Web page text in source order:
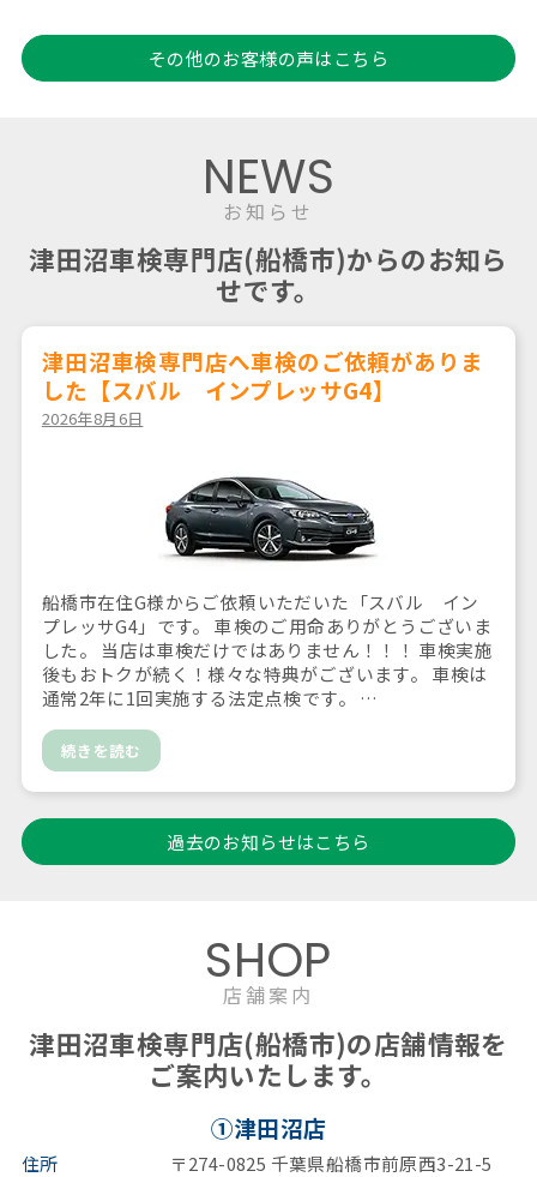
その他のお客様の声はこちら
NEWS
お知らせ
津田沼車検専門店(船橋市)からのお知ら
せです。
津田沼車検専門店へ車検のご依頼がありま
した【スバル インプレッサG4】
2026年8月6日
船橋市在住G様からご依頼いただいた「スバル イン
プレッサG4」です。 車検のご用命ありがとうございま
した。 当店は車検だけではありません！！！ 車検実施
後もおトクが続く！様々な特典がございます。 車検は
通常2年に1回実施する法定点検です。 …
続きを読む
過去のお知らせはこちら
SHOP
店舗案内
津田沼車検専門店(船橋市)の店舗情報を
ご案内いたします。
①津田沼店
住所
〒274-0825 千葉県船橋市前原西3-21-5